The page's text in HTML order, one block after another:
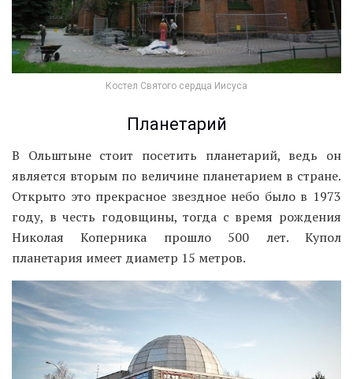
Костел Святого сердца Иисуса
Планетарий
В Ольштыне стоит посетить планетарий, ведь он
является вторым по величине планетарием в стране.
Открыто это прекрасное звездное небо было в 1973
году, в честь годовщины, тогда с время рождения
Николая Коперника прошло 500 лет. Купол
планетария имеет диаметр 15 метров.